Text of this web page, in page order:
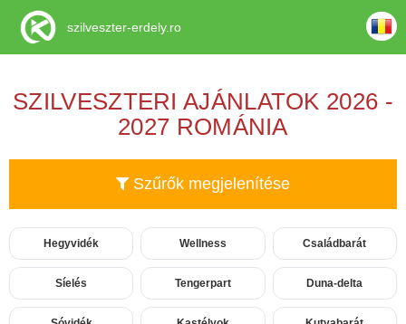
SZILVESZTERI AJÁNLATOK 2026 -
2027 ROMÁNIA
Szűrők megjelenítése
Hegyvidék Wellness Családbarát
Síelés Tengerpart Duna-delta
szilveszter-erdely.ro